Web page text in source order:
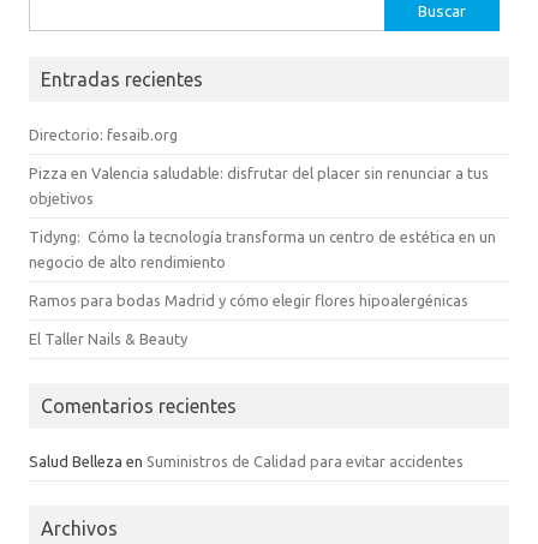
Entradas recientes
Directorio: fesaib.org
Pizza en Valencia saludable: disfrutar del placer sin renunciar a tus
objetivos
Tidyng: Cómo la tecnología transforma un centro de estética en un
negocio de alto rendimiento
Ramos para bodas Madrid y cómo elegir flores hipoalergénicas
El Taller Nails & Beauty
Comentarios recientes
Salud Belleza en Suministros de Calidad para evitar accidentes
Archivos